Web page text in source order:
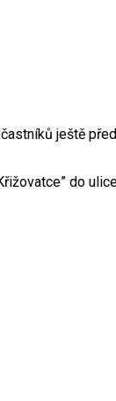
ještě
do